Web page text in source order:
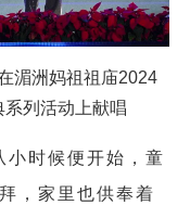
湄洲妈祖祖庙2024
列活动上献唱
小时候便开始，童
，家里也供奉着